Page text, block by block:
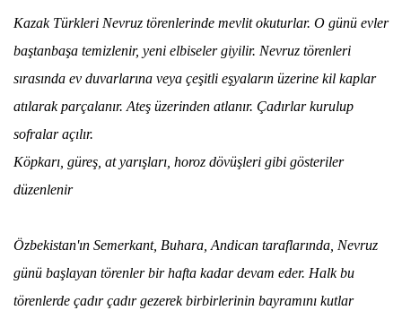
Kazak Türkleri Nevruztörenlerinde mevlit okuturlar. O günü evler
baştanbaşa temizlenir, yeni elbiseler giyilir. Nevruztörenleri
sırasında ev duvarlarına veya çeşitli eşyaların üzerine kil kaplar
atılarak parçalanır. Ateş üzerinden atlanır. Çadırlar kurulup
sofralar açılır.
Köpkarı, güreş, at yarışları, horoz dövüşleri gibi gösteriler
düzenlenir
Özbekistan'ın Semerkant, Buhara, Andican taraflarında, Nevruz
günü başlayan törenler bir hafta kadar devam eder. Halk bu
törenlerde çadır çadır gezerek birbirlerinin bayramını kutlar